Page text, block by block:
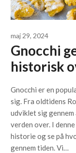
maj 29, 2024
Gnocchi
historisk
Gnocchi er en
sig. Fra oldtidens
udviklet sig
verden over. I
historie og se på
gennem tiden. Vi…